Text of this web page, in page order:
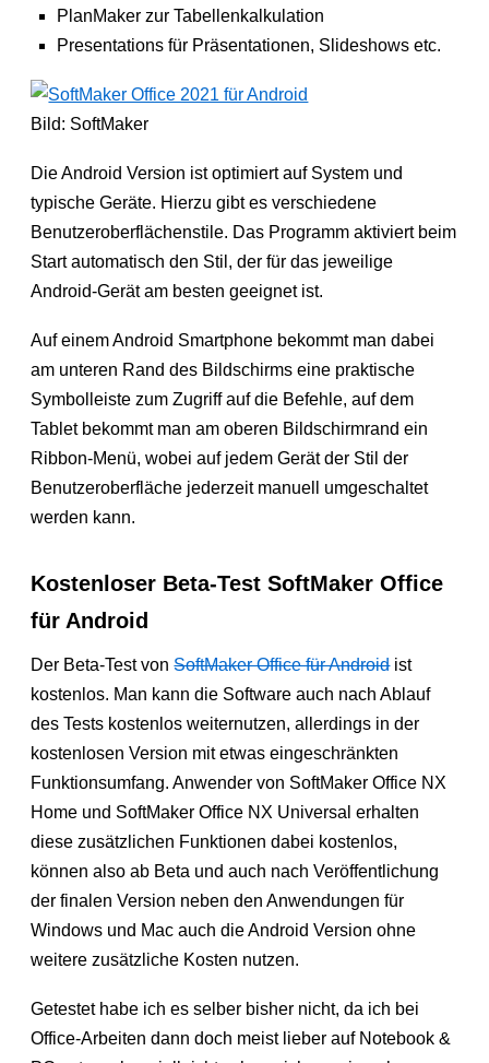
PlanMaker zur Tabellenkalkulation
Presentations für Präsentationen, Slideshows etc.
Bild: SoftMaker
Die Android Version ist optimiert auf System und
typische Geräte. Hierzu gibt es verschiedene
Benutzeroberflächenstile. Das Programm aktiviert beim
Start automatisch den Stil, der für das jeweilige
Android-Gerät am besten geeignet ist.
Auf einem Android Smartphone bekommt man dabei
am unteren Rand des Bildschirms eine praktische
Symbolleiste zum Zugriff auf die Befehle, auf dem
Tablet bekommt man am oberen Bildschirmrand ein
Ribbon-Menü, wobei auf jedem Gerät der Stil der
Benutzeroberfläche jederzeit manuell umgeschaltet
werden kann.
Kostenloser Beta-Test SoftMaker Office
für Android
Der Beta-Test vonSoftMaker Office für Androidist
kostenlos. Man kann die Software auch nach Ablauf
des Tests kostenlos weiternutzen, allerdings in der
kostenlosen Version mit etwas eingeschränkten
Funktionsumfang. Anwender von SoftMaker Office NX
Home und SoftMaker Office NX Universal erhalten
diese zusätzlichen Funktionen dabei kostenlos,
können also ab Beta und auch nach Veröffentlichung
der finalen Version neben den Anwendungen für
Windows und Mac auch die Android Version ohne
weitere zusätzliche Kosten nutzen.
Getestet habe ich es selber bisher nicht, da ich bei
Office-Arbeiten dann doch meist lieber auf Notebook &